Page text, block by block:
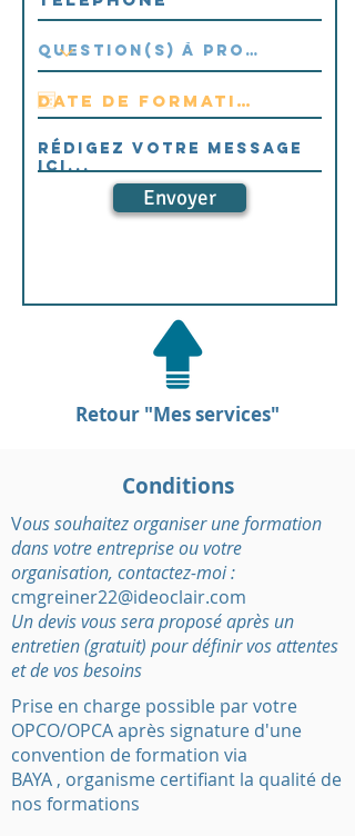
Envoyer
Retour "Mes services"
Conditions
Vous souhaitez organiser une formation
dans votre entreprise ou votre
organisation, contactez-moi :
cmgreiner22@ideoclair.com
Un devis vous sera proposé après un
entretien (gratuit) pour définir vos attentes
et de vos besoins
Prise en charge possible par votre
OPCO/OPCA après signature d'une
convention de formation via
BAYA , organisme certifiant la qualité de
nos formations